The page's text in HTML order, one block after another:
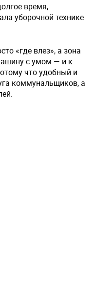
время,
уборочной технике
«где влез», а зона
с умом — и к
что удобный и
коммунальщиков, а